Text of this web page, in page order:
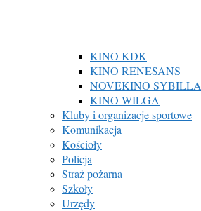
KINO KDK
KINO RENESANS
NOVEKINO SYBILLA
KINO WILGA
Kluby i organizacje sportowe
Komunikacja
Kościoły
Policja
Straż pożarna
Szkoły
Urzędy